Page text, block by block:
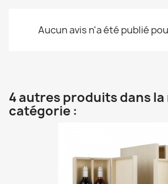
Aucun avis n'a été publié
4 autres produits dans la
catégorie :